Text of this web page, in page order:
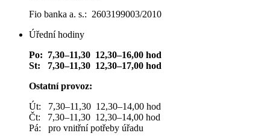
Fio banka a. s.: 2603199003/2010
Úřední hodiny
Po: 7,30–11,30 12,30–16,00 hod
St: 7,30–11,30 12,30–17,00 hod
Ostatní provoz:
Út: 7,30–11,30 12,30–14,00 hod
Čt: 7,30–11,30 12,30–14,00 hod
Pá: pro vnitřní potřeby úřadu